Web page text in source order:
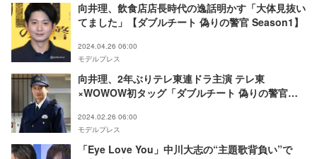
向井理、飲食店店長時代の逸話明かす「大体見抜い
てました」【ダブルチート 偽りの警官 Season1】
2024.04.26 06:00
モデルプレス
向井理、2年ぶりテレ東連ドラ主演 テレ東
×WOWOW初タッグ「ダブルチート 偽りの警官」
2024.02.26 06:00
モデルプレス
「Eye Love You」中川大志の“主題歌背負い”で